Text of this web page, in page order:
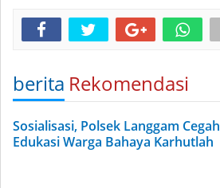
berita Rekomendasi
Sosialisasi, Polsek Langgam Cegah
Edukasi Warga Bahaya Karhutlah